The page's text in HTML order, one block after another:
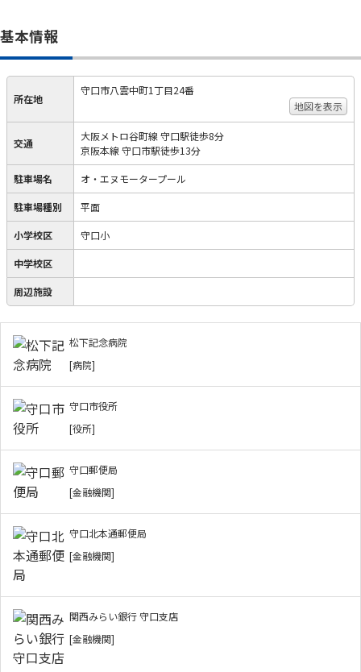
基本情報
所在地
守口市八雲中町1丁目24番
地図を表示
交通
大阪メトロ谷町線 守口駅徒歩8分
京阪本線 守口市駅徒歩13分
駐車場名 オ・エヌモータープール
駐車場種別 平面
小学校区 守口小
中学校区
周辺施設
松下記念病院
[病院]
守口市役所
[役所]
守口郵便局
[金融機関]
守口北本通郵便局
[金融機関]
関西みらい銀行 守口支店
[金融機関]